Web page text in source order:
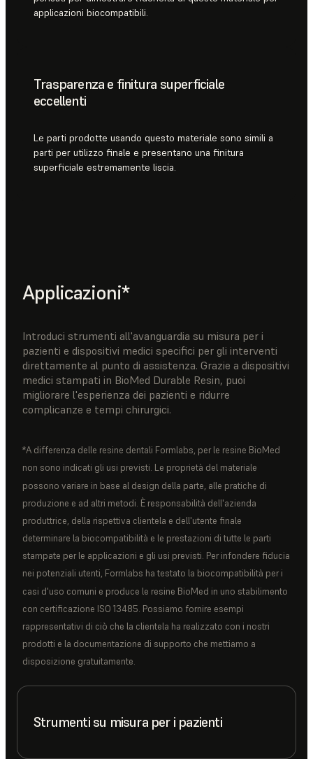
applicazioni biocompatibili.
Trasparenza e finitura superficiale
eccellenti
Le parti prodotte usando questo materiale sono simili a
parti per utilizzo finale e presentano una finitura
superficiale estremamente liscia.
Applicazioni*
Introduci strumenti all'avanguardia su misura per i
pazienti e dispositivi medici specifici per gli interventi
direttamente al punto di assistenza. Grazie a dispositivi
medici stampati in BioMed Durable Resin, puoi
migliorare l'esperienza dei pazienti e ridurre
complicanze e tempi chirurgici.
*A differenza delle resine dentali Formlabs, per le resine BioMed
non sono indicati gli usi previsti. Le proprietà del materiale
possono variare in base al design della parte, alle pratiche di
produzione e ad altri metodi. È responsabilità dell'azienda
produttrice, della rispettiva clientela e dell'utente finale
determinare la biocompatibilità e le prestazioni di tutte le parti
stampate per le applicazioni e gli usi previsti. Per infondere fiducia
nei potenziali utenti, Formlabs ha testato la biocompatibilità per i
casi d'uso comuni e produce le resine BioMed in uno stabilimento
con certificazione ISO 13485. Possiamo fornire esempi
rappresentativi di ciò che la clientela ha realizzato con i nostri
prodotti e la documentazione di supporto che mettiamo a
disposizione gratuitamente.
Strumenti su misura per i pazienti